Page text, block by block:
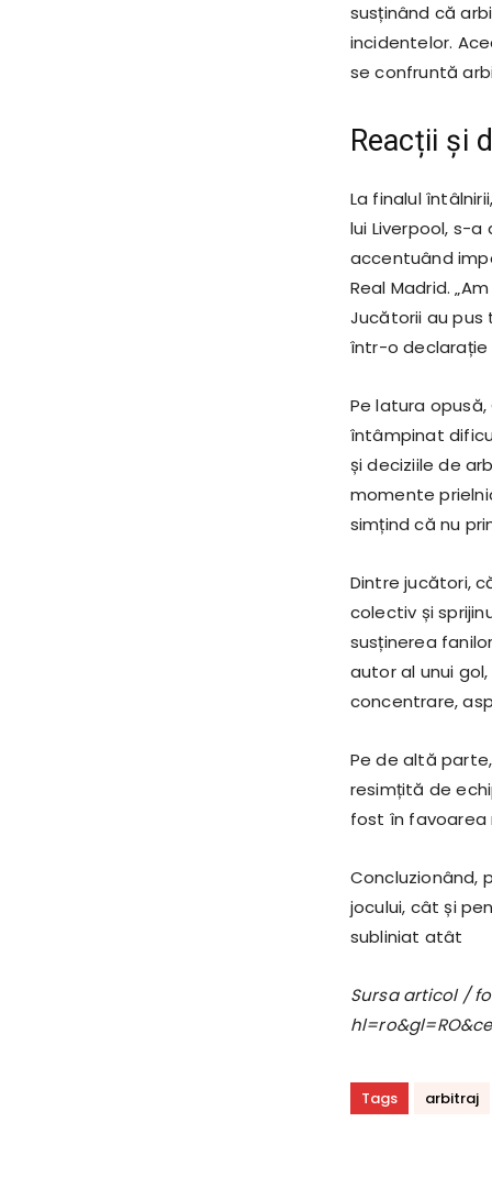
susținând că
incidentelor.
se confruntă
Reacții și
La finalul
lui Liverpool, s-
accentuând
Real Madrid.
Jucătorii au
într-o
Pe latura
întâmpinat
și deciziile de
momente
simțind că nu
Dintre jucători,
colectiv și
susținerea
autor al unui
concentrare,
Pe de altă
resimțită de
fost în favoarea
Concluzionând,
jocului, cât și
subliniat atât
Sursa articol /
Tags arbitraj